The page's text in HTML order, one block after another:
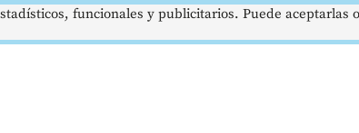
funcionales y publicitarios. Puede aceptarlas